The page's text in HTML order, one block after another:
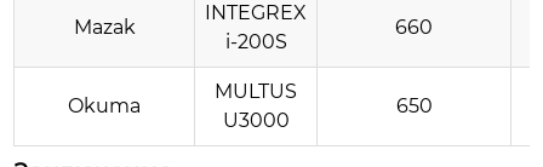
Mazak
INTEGREX
i-200S
660
Okuma
MULTUS
U3000
650